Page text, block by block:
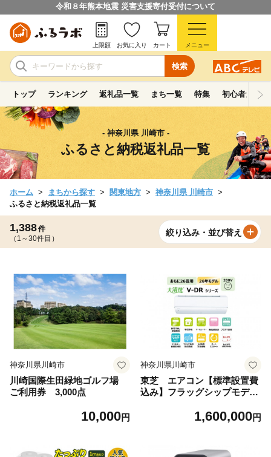
令和８年熊本地震 災害支援寄付受付について
検索
上限額 お気に入り カート メニュー
トップ ランキング 返礼品一覧 まち一覧 特集 初心者ガイド
- 神奈川県 川崎市 -
ふるさと納税返礼品一覧
ホーム まちから探す 関東地方
神奈川県 川崎市
ふるさと納税返礼品一覧
1,388件
（1～30件目）
絞り込み・並び替え
神奈川県川崎市
川崎国際生田緑地ゴルフ場
ご利用券 3,000点
10,000円
神奈川県川崎市
東芝 エアコン【標準設置費
込み】フラッグシップモデ
1,600,000円